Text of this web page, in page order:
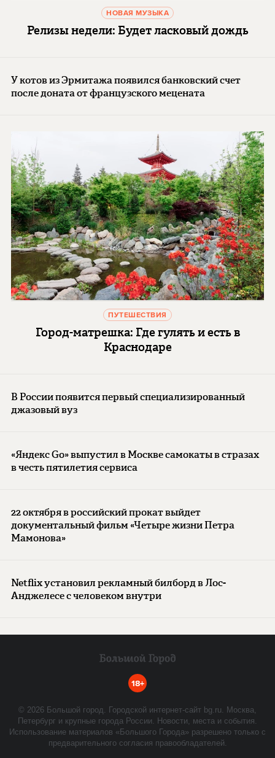
НОВАЯ МУЗЫКА
Релизы недели: Будет ласковый дождь
У котов из Эрмитажа появился банковский счет
после доната от французского мецената
ПУТЕШЕСТВИЯ
Город-матрешка: Где гулять и есть в
Краснодаре
В России появится первый специализированный
джазовый вуз
«Яндекс Go» выпустил в Москве самокаты в стразах
в честь пятилетия сервиса
22 октября в российский прокат выйдет
документальный фильм «Четыре жизни Петра
Мамонова»
Netflix установил рекламный билборд в Лос-
Анджелесе с человеком внутри
18+
© 2026 Большой город. Городской интернет-сайт bg.ru. Москва,
Петербург и крупные города России. Новости, места и события.
Использование материалов «Большого Города» разрешено только с
предварительного согласия правообладателей.